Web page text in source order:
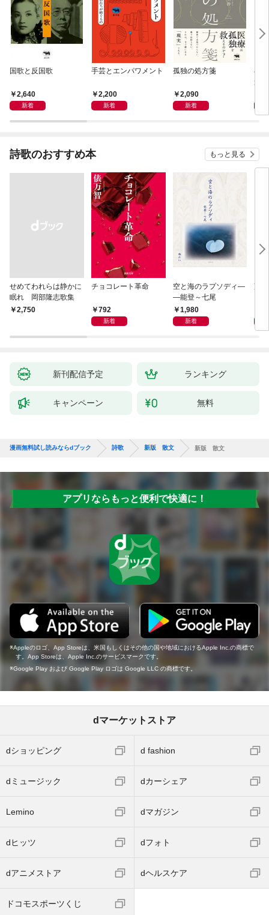
国歌と反国歌
2,640
新着
手芸とエンパワメント
2,200
新着
孤独の処方箋
2,090
新着
小
景
詩歌のおすすめ本 もっと見る
せめてわれらは静かに
眠れ 岡部隆志歌集
￥2,750
チョコレート革命
792
新着
空と海のラプソディ―
―能登～七尾
1,980
新着
藤
新刊配信予定 ランキング
キャンペーン 無料
漫画無料試し読みならdブック 詩歌 新版 散文 新版 散文
アプリならもっと便利で快適に！
Appleのロゴ、App Storeは、米国もしくはその他の国や地域におけるApple Inc.の商標で
す。App Storeは、Apple Inc.のサービスマークです。
Google Play および Google Play ロゴは Google LLC の商標です。
dマーケットストア
dショッピング d fashion
dミュージック dカーシェア
Lemino dマガジン
dヒッツ dフォト
dアニメストア dヘルスケア
ドコモスポーツくじ